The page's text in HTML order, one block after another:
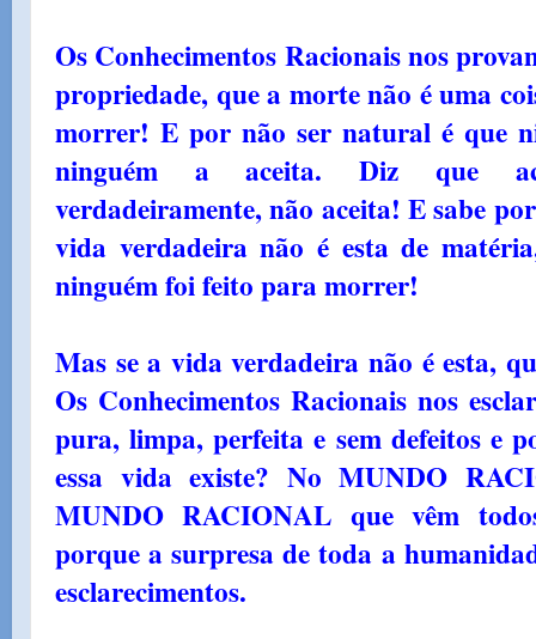
Os Conhecimentos Racionais nos
propriedade, que a morte não é uma
morrer! E por não ser natural é que
ninguém a aceita. Diz que
verdadeiramente, não aceita! E sabe
vida verdadeira não é esta de
ninguém foi feito para morrer!
Mas se a vida verdadeira não é esta,
Os Conhecimentos Racionais nos
pura, limpa, perfeita e sem defeitos e
essa vida existe? No MUNDO
MUNDO RACIONAL que vêm
porque a surpresa de toda a
esclarecimentos.